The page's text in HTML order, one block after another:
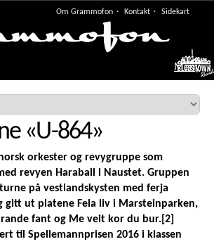
Om Grammofon Kontakt Sidekart
Meny
«U-864»
orkester og revygruppe som
revyen Haraball i Naustet. Gruppen
på vestlandskysten med ferja
gitt ut platene Fela liv i Marsteinparken,
fant og Me veit kor du bur.[2]
til Spellemannprisen 2016 i klassen